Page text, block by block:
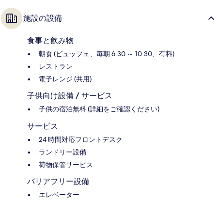
施設の設備
食事と飲み物
朝食 (ビュッフェ、毎朝 6:30 ～ 10:30、有料)
レストラン
電子レンジ (共用)
子供向け設備 / サービス
子供の宿泊無料 (詳細をご確認ください)
サービス
24 時間対応フロントデスク
ランドリー設備
荷物保管サービス
バリアフリー設備
エレベーター